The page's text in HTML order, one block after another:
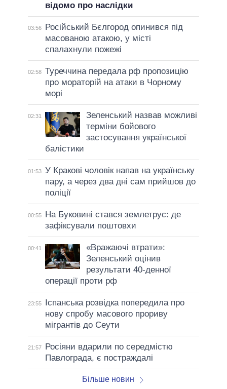
відомо про наслідки
03:56
Російський Бєлгород опинився під
масованою атакою, у місті
спалахнули пожежі
02:58 Туреччина передала рф пропозицію
про мораторій на атаки в Чорному
морі
02:31
Зеленський назвав можливі
терміни бойового
застосування української
балістики
01:53 У Кракові чоловік напав на українську
пару, а через два дні сам прийшов до
поліції
00:55
На Буковині стався землетрус: де
зафіксували поштовхи
00:41
«Вражаючі втрати»:
Зеленський оцінив
результати 40-денної
операції проти рф
23:55
Іспанська розвідка попередила про
нову спробу масового прориву
мігрантів до Сеути
21:57
Росіяни вдарили по середмістю
Павлограда, є постраждалі
Більше новин